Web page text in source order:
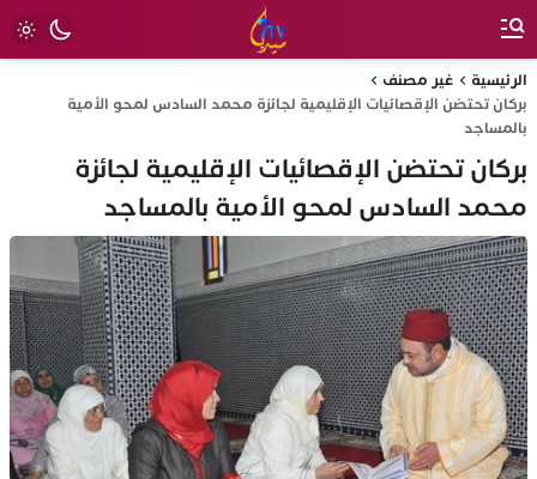
الرئيسية
غير مصنف
بركان تحتضن الإقصائيات الإقليمية لجائزة محمد السادس لمحو الأمية
بالمساجد
بركان تحتضن الإقصائيات الإقليمية لجائزة
محمد السادس لمحو الأمية بالمساجد